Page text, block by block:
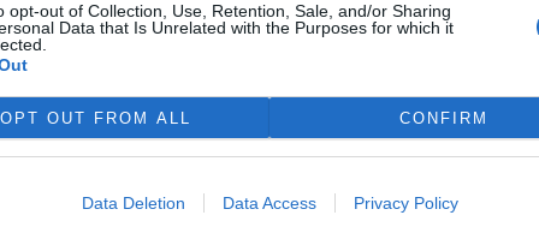
opt-out of Collection, Use, Retention, Sale, and/or Sharing
Data that Is Unrelated with the Purposes for which it
OPT OUT FROM ALL CONFIRM
Data Deletion Data Access Privacy Policy
bez chmele a že pivovary nechtějí omezovat
chmelnice po celém světě. Chmel by se tak dal
nebo Timbuktu.